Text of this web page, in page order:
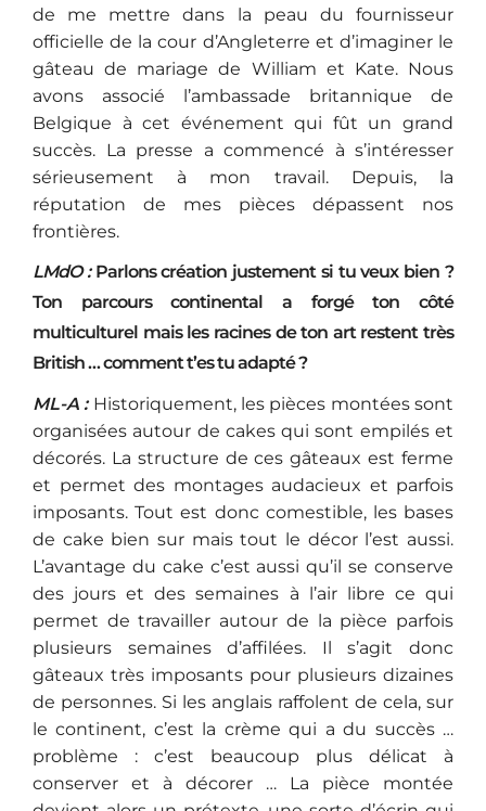
de me mettre dans la peau du fournisseur
officielle de la cour d’Angleterre et d’imaginer le
gâteau de mariage de William et Kate. Nous
avons associé l’ambassade britannique de
Belgique à cet événement qui fût un grand
succès. La presse a commencé à s’intéresser
sérieusement à mon travail. Depuis, la
réputation de mes pièces dépassent nos
frontières.
LMdO : Parlons création justement si tu veux bien ?
Ton parcours continental a forgé ton côté
multiculturel mais les racines de ton art restent très
British … comment t’es tu adapté ?
ML-A :Historiquement, les pièces montées sont
organisées autour de cakes qui sont empilés et
décorés. La structure de ces gâteaux est ferme
et permet des montages audacieux et parfois
imposants. Tout est donc comestible, les bases
de cake bien sur mais tout le décor l’est aussi.
L’avantage du cake c’est aussi qu’il se conserve
des jours et des semaines à l’air libre ce qui
permet de travailler autour de la pièce parfois
plusieurs semaines d’affilées. Il s’agit donc
gâteaux très imposants pour plusieurs dizaines
de personnes. Si les anglais raffolent de cela, sur
le continent, c’est la crème qui a du succès …
problème : c’est beaucoup plus délicat à
conserver et à décorer … La pièce montée